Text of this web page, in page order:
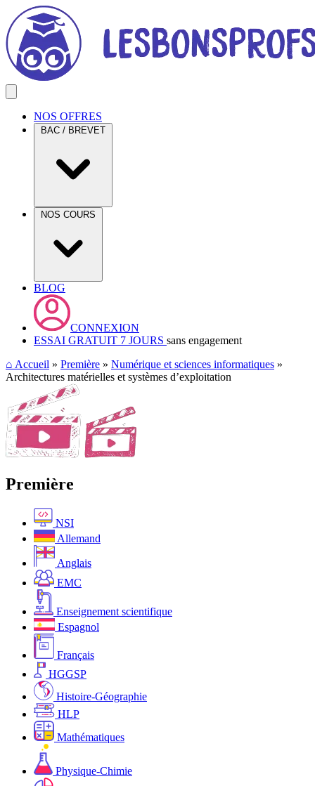
NOS OFFRES
BAC / BREVET
NOS COURS
BLOG
CONNEXION
ESSAI GRATUIT 7 JOURS sans engagement
⌂ Accueil » Première » Numérique et sciences informatiques »
Architectures matérielles et systèmes d’exploitation
Première
NSI
Allemand
Anglais
EMC
Enseignement scientifique
Espagnol
Français
HGGSP
Histoire-Géographie
HLP
Mathématiques
Physique-Chimie